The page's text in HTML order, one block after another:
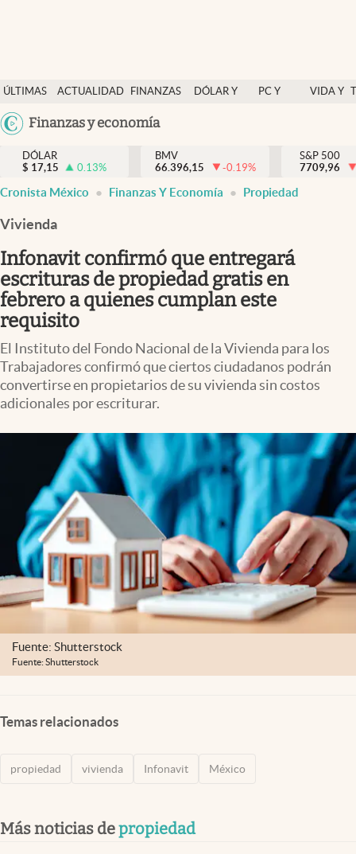
ÚLTIMAS
NOTICIAS
ACTUALIDAD
FINANZAS
DÓLAR Y
PC Y
VIDA Y
México
Finanzas y economía
Actualidad
Finanzas y economía
Dólar y mercados
Pc y celular
Vida y estilo
Clima
Espiritualidad
abre en nueva pestaña
México
DÓLAR
$ 17,15 0.13%
BMV
66.396,15
-0.19%
S&P 500
7709,96
Cronista México Finanzas Y Economía Propiedad
Vivienda
Infonavit confirmó que entregará
escrituras de propiedad gratis en
febrero a quienes cumplan este
requisito
El Instituto del Fondo Nacional de la Vivienda para los
Trabajadores confirmó que ciertos ciudadanos podrán
convertirse en propietarios de su vivienda sin costos
adicionales por escriturar.
Fuente: Shutterstock
Fuente: Shutterstock
Temas relacionados
propiedad vivienda Infonavit México
Más noticias depropiedad